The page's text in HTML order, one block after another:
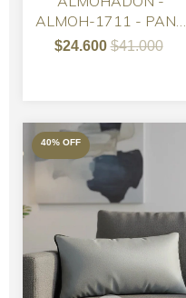
ALMOH-1711 - PANA
40 x 40
$24.600$41.000
40% OFF